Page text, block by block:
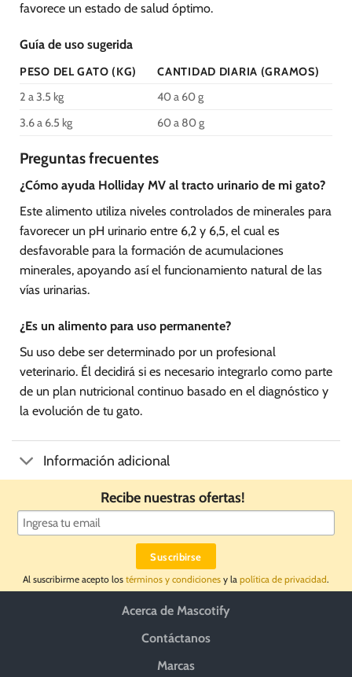
favorece un estado de salud óptimo.
Guía de uso sugerida
PESO DEL GATO (KG)
CANTIDAD DIARIA (GRAMOS)
2 a 3.5 kg
40 a 60 g
3.6 a 6.5 kg
60 a 80 g
Preguntas frecuentes
¿Cómo ayuda Holliday MV al tracto urinario de mi gato?
Este alimento utiliza niveles controlados de minerales para
favorecer un pH urinario entre 6,2 y 6,5, el cual es
desfavorable para la formación de acumulaciones
minerales, apoyando así el funcionamiento natural de las
vías urinarias.
¿Es un alimento para uso permanente?
Su uso debe ser determinado por un profesional
veterinario. Él decidirá si es necesario integrarlo como parte
de un plan nutricional continuo basado en el diagnóstico y
la evolución de tu gato.
Información adicional
Recibe nuestras ofertas!
Al suscribirme acepto los términos y condiciones y la política de privacidad.
Acerca de Mascotify
Contáctanos
Marcas